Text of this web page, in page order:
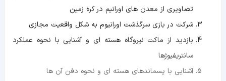
تصاویری از معدن های اورانیم در کره زمین
شرکت در بازی سرگذشت اورانیوم به شکل واقعیت مجازی
بازدید از ماکت نیروگاه هسته ای و آشنایی با نحوه عملکرد
سانتریفیوژها
آشنایی با پسماندهای هسته ای و نحوه دفن آن ها